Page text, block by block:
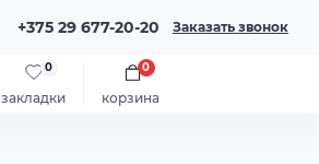
+375 29 677-20-20 Заказать звонок
закладки
0
корзина
0